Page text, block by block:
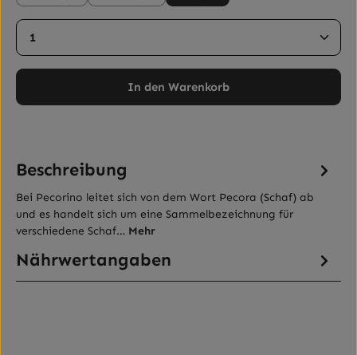
Produkt Anzahl: Gib den gewünschten Wert ein
In den Warenkorb
Beschreibung
Bei Pecorino leitet sich von dem Wort Pecora (Schaf) ab
und es handelt sich um eine Sammelbezeichnung für
verschiedene Schaf… Mehr
Nährwertangaben